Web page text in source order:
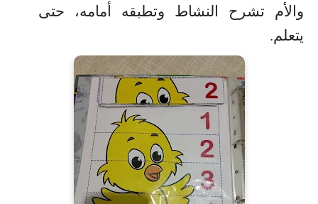
والأم تشرح النشاط وتطبقه أمامه، حتى
يتعلم.